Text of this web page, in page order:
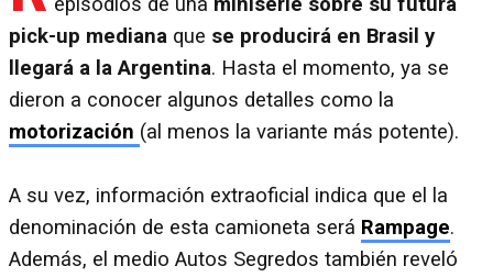
pick-up mediana que se producirá en Brasil y
llegará a la Argentina. Hasta el momento, ya se
dieron a conocer algunos detalles como la
motorización (al menos la variante más potente).
A su vez, información extraoficial indica que el la
denominación de esta camioneta será Rampage.
Además, el medio Autos Segredos también reveló